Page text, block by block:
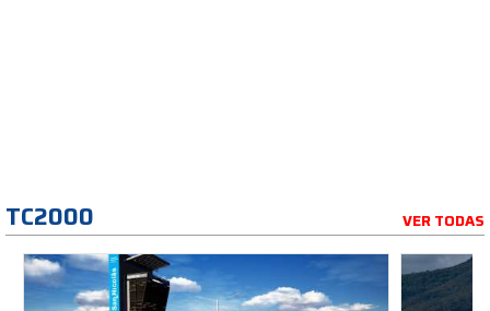
TC2000 VER TODAS